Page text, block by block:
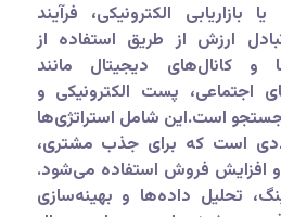
بازاریابی الکترونیکی، فرآیند
ارزش از طریق استفاده از
و کانال‌های دیجیتال مانند
اجتماعی، پست الکترونیکی و
است.این شامل استراتژی‌ها
است که برای جذب مشتری،
و افزایش فروش استفاده می‌شود.
تحلیل داده‌ها و بهینه‌سازی